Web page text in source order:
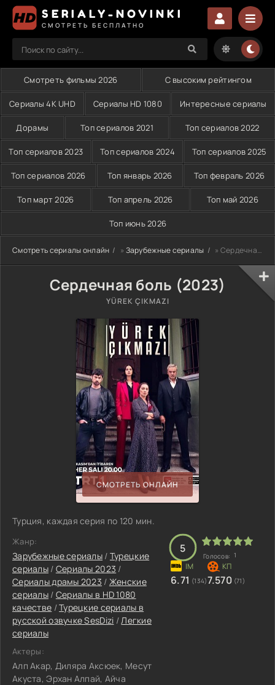
SERIALY-NOVINKI
СМОТРЕТЬ БЕСПЛАТНО
Смотреть фильмы 2026 С высоким рейтингом
Сериалы 4K UHD Сериалы HD 1080 Интересные сериалы
Дорамы Топ сериалов 2021 Топ сериалов 2022
Топ сериалов 2023 Топ сериалов 2024 Топ сериалов 2025
Топ сериалов 2026 Топ январь 2026 Топ февраль 2026
Топ март 2026 Топ апрель 2026 Топ май 2026
Топ июнь 2026
Смотреть сериалы онлайн » Зарубежные сериалы » Сердечная боль (2023)
Сердечная боль (2023)
YÜREK ÇIKMAZI
СМОТРЕТЬ ОНЛАЙН
Турция, каждая серия по 120 мин.
Жанр:
Зарубежные сериалы / Турецкие
сериалы/ Сериалы 2023 /
Сериалы драмы 2023 / Женские
сериалы/ Сериалы в HD 1080
качестве /Турецкие сериалы в
русской озвучке SesDizi /Легкие
сериалы
Актеры:
Алп Акар, Диляра Аксюек, Месут
Акуста, Эрхан Алпай, Айча
5
Голосов: 1
6.71 (134)7.570 (71)